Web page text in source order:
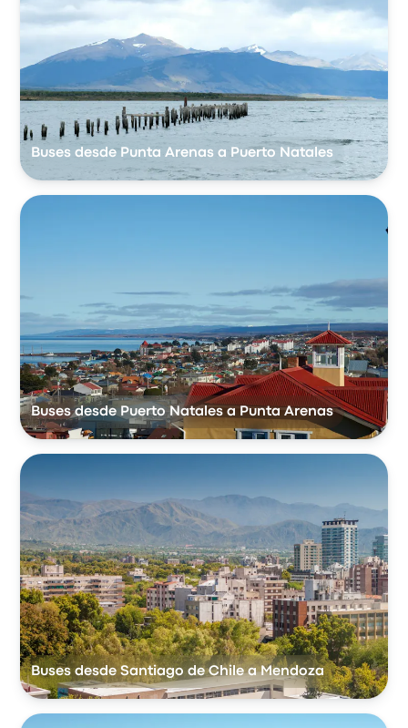
Buses desde Punta Arenas a Puerto Natales
Buses desde Puerto Natales a Punta Arenas
Buses desde Santiago de Chile a Mendoza